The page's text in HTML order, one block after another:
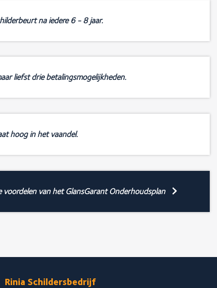
na iedere 6 - 8 jaar.
liefst drie betalingsmogelijkheden.
hoog in het vaandel.
voordelen van het GlansGarant Onderhoudsplan
Rinia Schildersbedrijf